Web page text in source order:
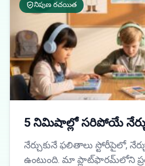
నిపుణ రచయిత
5 నిమిషాల్లో సరిపోయే
నేర్చుకునే ఫలితాలు స్టోరీపైలో,
ఉంటుంది. మా ప్లాట్‌ఫారమ్‌లోని ప్రతి